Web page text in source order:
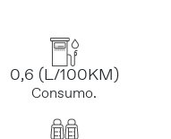
0,6 (L/100KM)
Consumo.